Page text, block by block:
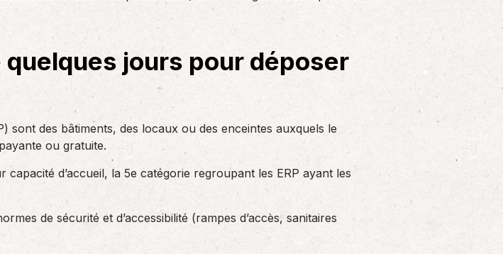
Solutions informatiques
Notre volonté de renforcer l’autonomie
de nos adhérents dans la tenue de leur
comptabilité et le…
jours pour déposer
sont des bâtiments, des locaux ou des enceintes auxquels le
ou gratuite.
d’accueil, la 5e catégorie regroupant les ERP ayant les
de sécurité et d’accessibilité (rampes d’accès, sanitaires